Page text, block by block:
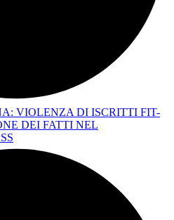
VIOLENZA DI ISCRITTI FIT-
DEI FATTI NEL